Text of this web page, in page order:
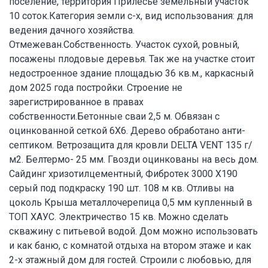
10 соток.Категория земли с-х, вид использования: для
ведения дачного хозяйства.
Отмежеван.Собственность. Участок сухой, ровный,
посажены плодовые деревья. Так же на участке стоит
недостроенное здание площадью 36 кв.м., каркасный
дом 2025 года постройки. Строение не
зарегистрированное в правах
собственности.Бетонные сваи 2,5 м. Обвязан с
оцинкованной сеткой 6X6. Дерево обработано анти-
септиком. Ветрозащита для кровли DELTA VENT 135 г/
м2. Белтермо- 25 мм. Гвозди оцинкованы на весь дом.
Сайдинг хризотилцементный, Фибротек 3000 X190
серый под подкраску 190 шт. 108 м кв. Отливы на
цоколь Крыша металлочерепица 0,5 мм купленный в
ТОП ХАУС. Электричество 15 кв. Можно сделать
скважину с питьевой водой. Дом можно использовать
и как баню, с комнатой отдыха на втором этаже и как
2-х этажный дом для гостей. Строили с любовью, для